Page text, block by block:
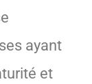
ayant
et